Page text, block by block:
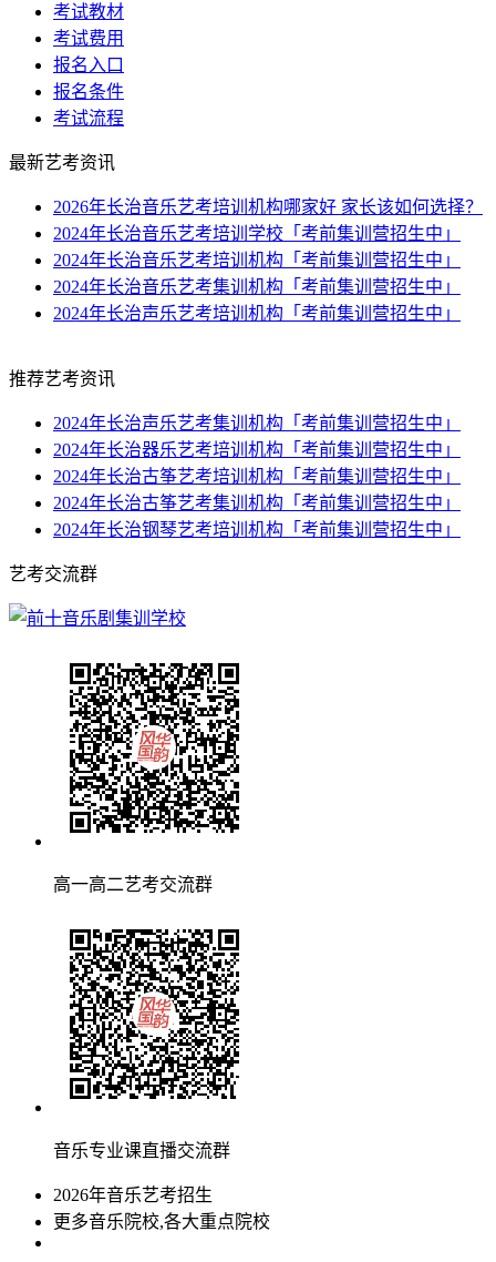
考试教材
考试费用
报名入口
报名条件
考试流程
最新艺考资讯
2026年长治音乐艺考培训机构哪家好 家长该如何选择？
2024年长治音乐艺考培训学校「考前集训营招生中」
2024年长治音乐艺考培训机构「考前集训营招生中」
2024年长治音乐艺考集训机构「考前集训营招生中」
2024年长治声乐艺考培训机构「考前集训营招生中」
推荐艺考资讯
2024年长治声乐艺考集训机构「考前集训营招生中」
2024年长治器乐艺考培训机构「考前集训营招生中」
2024年长治古筝艺考培训机构「考前集训营招生中」
2024年长治古筝艺考集训机构「考前集训营招生中」
2024年长治钢琴艺考培训机构「考前集训营招生中」
艺考交流群
高一高二艺考交流群
音乐专业课直播交流群
2026年音乐艺考招生
更多音乐院校,各大重点院校